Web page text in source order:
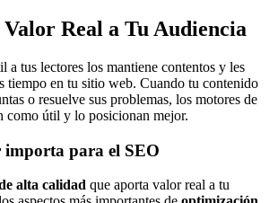
Real a Tu Audiencia
a tus lectores los mantiene contentos y les
tiempo en tu sitio web. Cuando tu contenido
o resuelve sus problemas, los motores de
como útil y lo posicionan mejor.
importa para el SEO
alta calidad que aporta valor real a tu